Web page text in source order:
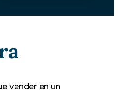
vender en un